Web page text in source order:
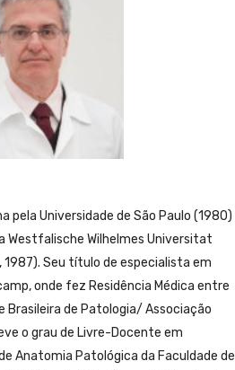
pela Universidade de São Paulo (1980)
Westfalische Wilhelmes Universitat
1987). Seu título de especialista em
onde fez Residência Médica entre
Brasileira de Patologia/ Associação
o grau de Livre-Docente em
Anatomia Patológica da Faculdade de